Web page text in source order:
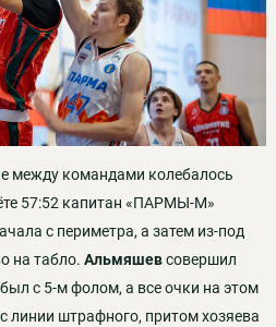
между командами колебалось
57:52 капитан «ПАРМЫ-М»
с периметра, а затем из-под
на табло. Альмяшевсовершил
с 5-м фолом, а все очки на этом
линии штрафного, притом хозяева